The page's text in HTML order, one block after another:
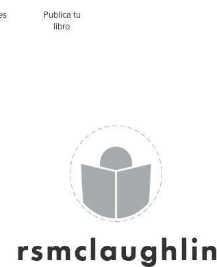
Publica tu
libro
rsmclaughlin